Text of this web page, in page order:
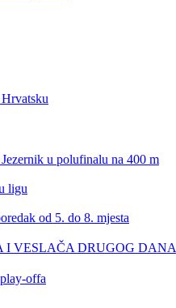
u polufinalu na 400 m
ligu
od 5. do 8. mjesta
I VESLAČA DRUGOG
offa